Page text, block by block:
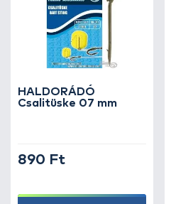
HALDORÁDÓ
Csalitüske 07 mm
890 Ft